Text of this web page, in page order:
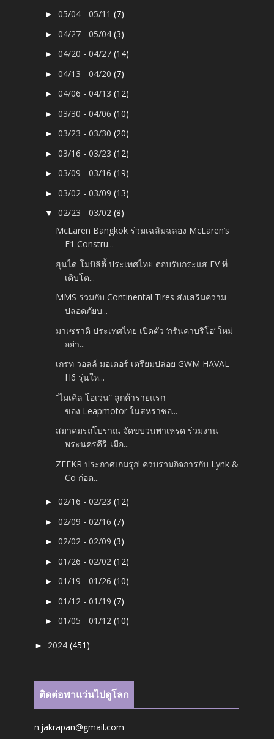
►05/04 - 05/11(7)
►04/27 - 05/04(3)
►04/20 - 04/27(14)
►04/13 - 04/20(7)
►04/06 - 04/13(12)
►03/30 - 04/06(10)
►03/23 - 03/30(20)
►03/16 - 03/23(12)
►03/09 - 03/16(19)
►03/02 - 03/09(13)
▼02/23 - 03/02(8)
McLaren Bangkok ร่วมเฉลิมฉลอง McLaren’s
F1 Constru...
ฮุนได โมบิลิตี้ ประเทศไทย ตอบรับกระแส EV ที่
เติบโต...
MMS ร่วมกับ Continental Tires ส่งเสริมความ
ปลอดภัยบ...
มาเซราติ ประเทศไทย เปิดตัว ‘กรันคาบริโอ’ ใหม่
อย่า...
เกรท วอลล์ มอเตอร์ เตรียมปล่อย GWM HAVAL
H6 รุ่นให...
“ไมเคิล โอเว่น” ลูกค้ารายแรก
ของ Leapmotor ในสหราชอ...
สมาคมรถโบราณ จัดขบวนพาเหรด ร่วมงาน
พระนครคีรี-เมือ...
ZEEKR ประกาศเกมรุก! ควบรวมกิจการกับ Lynk &
Co ก่อต...
►02/16 - 02/23(12)
►02/09 - 02/16(7)
►02/02 - 02/09(3)
►01/26 - 02/02(12)
►01/19 - 01/26(10)
►01/12 - 01/19(7)
►01/05 - 01/12(10)
► 2024(451)
ติดต่อพาแว่นไปดูโลก
n.jakrapan@gmail.com